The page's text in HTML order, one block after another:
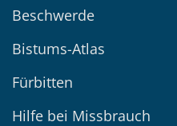
Beschwerde
Bistums-Atlas
Fürbitten
Hilfe bei Missbrauch